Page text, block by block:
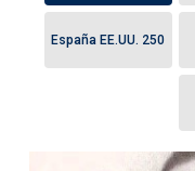
España EE.UU. 250